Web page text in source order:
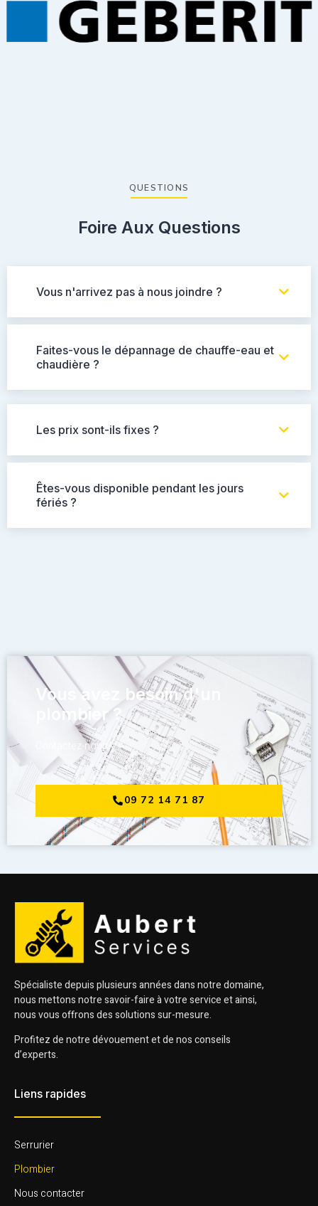
QUESTIONS
Foire Aux Questions
Vous n'arrivez pas à nous joindre ?
Faites-vous le dépannage de chauffe-eau et
chaudière ?
Les prix sont-ils fixes ?
Êtes-vous disponible pendant les jours
fériés ?
Vous avez besoin d'un
plombier ?
Contactez-nous !
09 72 14 71 87
Spécialiste depuis plusieurs années dans notre domaine,
nous mettons notre savoir-faire à votre service et ainsi,
nous vous offrons des solutions sur-mesure.
Profitez de notre dévouement et de nos conseils
d’experts.
Liens rapides
Serrurier
Plombier
Nous contacter